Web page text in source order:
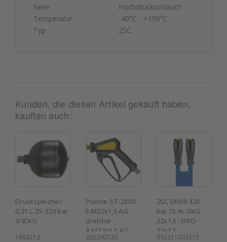
Serie
Hochdruckschlauch
Temperatur
-40°C - +150°C
Typ
2SC
Kunden, die diesen Artikel gekauft haben,
kauften auch:
Druckspeicher
0,21 L 25-220 bar
3/8"AG
1893212
Pistole ST-2300
E:M22x1,5 AG
drehbar
A:M22x1,5 AG
202300720
2SC DN08 420
bar 15 m. DKO
22x1,5 : DKO
22x1,5
392211003215